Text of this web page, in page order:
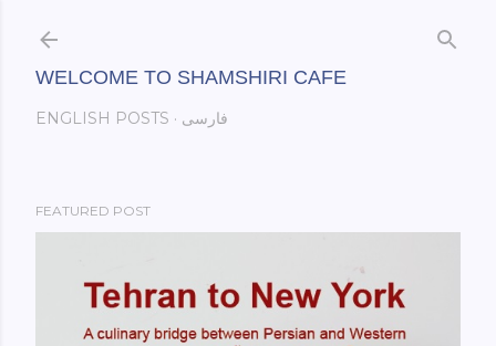
WELCOME TO SHAMSHIRI CAFE
ENGLISH POSTS فارسی
FEATURED POST